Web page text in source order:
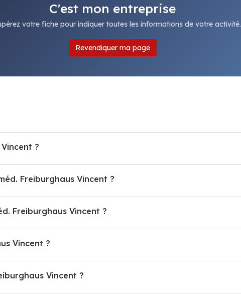
C'est mon entreprise
votre fiche pour indiquer toutes les informations de votre activité.
Revendiquer ma page
?
Freiburghaus Vincent ?
Freiburghaus Vincent ?
Vincent ?
Vincent ?